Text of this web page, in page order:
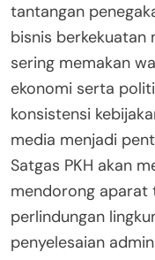
tantangan
bisnis berkekuatan
sering memakan
ekonomi serta
konsistensi
media menjadi
Satgas PKH akan
mendorong
perlindungan
penyelesaian